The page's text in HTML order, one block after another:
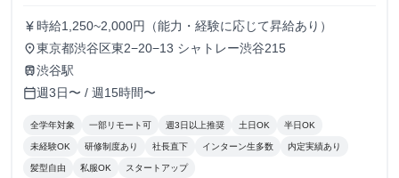
currency_yen 時給1,250~2,000円（能力・経験に応じて昇給あり）
place東京都渋谷区東2−20−13 シャトレー渋谷215
train渋谷駅
calendar_today週3日〜 / 週15時間〜
全学年対象 一部リモート可 週3日以上推奨 土日OK 半日OK
未経験OK 研修制度あり 社長直下 インターン生多数 内定実績あり
髪型自由 私服OK スタートアップ